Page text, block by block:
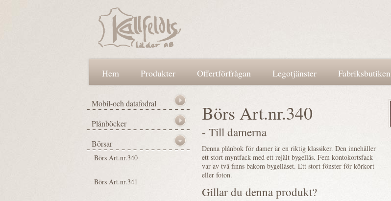
Hem Produkter Offertförfrågan Legotjänster Fabriksbutiken
Börs Art.nr.340
- Till damerna
Denna plånbok för damer är en riktig klassiker. Den innehåller
ett stort myntfack med ett rejält bygellås. Fem kontokortsfack
var av två finns bakom bygellåset. Ett stort fönster för körkort
eller foton.
Gillar du denna produkt?